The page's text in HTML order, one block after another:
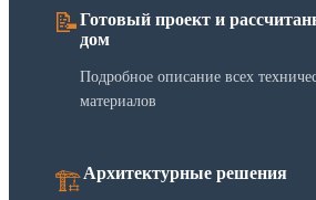
📝Готовый проект и
дом
Подробное описание всех
материалов
🏗️Архитектурные решения